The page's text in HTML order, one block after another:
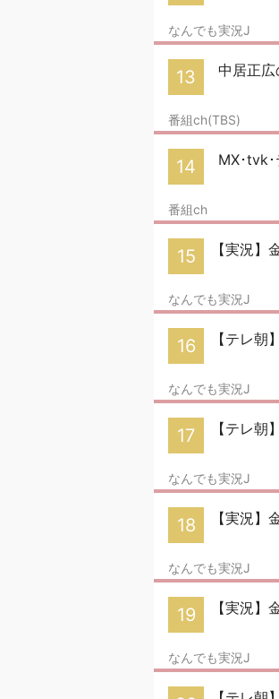
なんでも実況J
13 中居正
番組ch(TBS)
14 MX･tvk
番組ch
15 【実況
なんでも実況J
16 【テレ
なんでも実況J
17 【テレ
なんでも実況J
18 【実況
なんでも実況J
19 【実況
なんでも実況J